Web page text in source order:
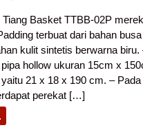
Basket TTBB-02P
terbuat dari bahan
kulit sintetis berwarna biru.
hollow ukuran 15cm x
21 x 18 x 190 cm. –
perekat […]